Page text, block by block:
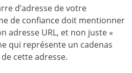
d’adresse de votre
de confiance doit mentionner
adresse URL, et non juste «
qui représente un cadenas
cette adresse.